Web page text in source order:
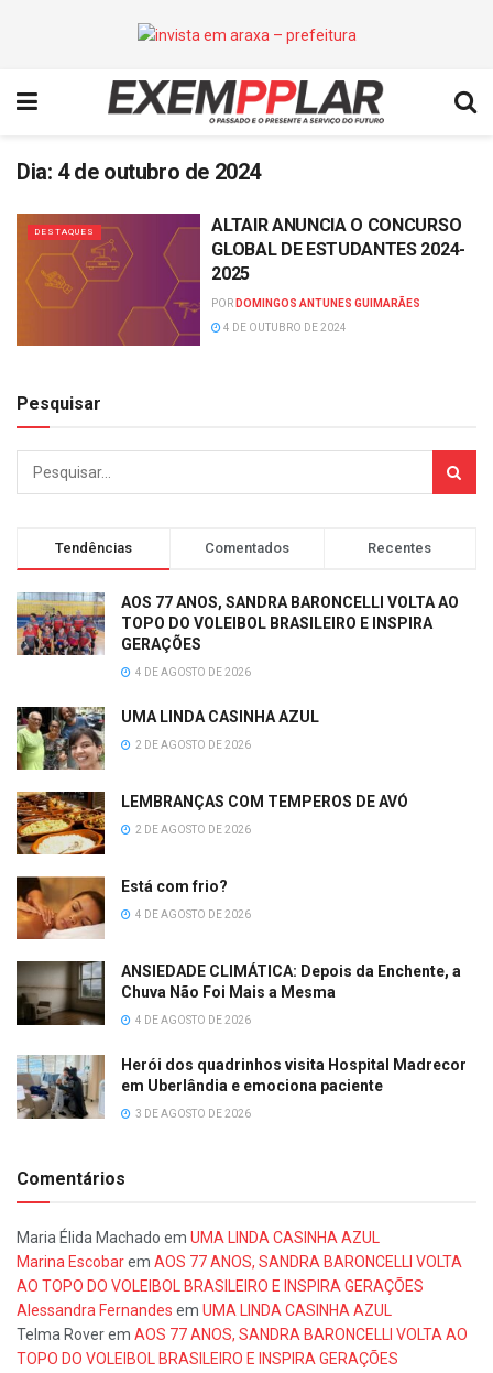
Dia: 4 de outubro de 2024
DESTAQUES
ALTAIR ANUNCIA O CONCURSO
GLOBAL DE ESTUDANTES 2024-
2025
POR DOMINGOS ANTUNES GUIMARÃES
4 DE OUTUBRO DE 2024
Pesquisar
Tendências Comentados Recentes
AOS 77 ANOS, SANDRA BARONCELLI VOLTA AO
TOPO DO VOLEIBOL BRASILEIRO E INSPIRA
GERAÇÕES
4 DE AGOSTO DE 2026
UMA LINDA CASINHA AZUL
2 DE AGOSTO DE 2026
LEMBRANÇAS COM TEMPEROS DE AVÓ
2 DE AGOSTO DE 2026
Está com frio?
4 DE AGOSTO DE 2026
ANSIEDADE CLIMÁTICA: Depois da Enchente, a
Chuva Não Foi Mais a Mesma
4 DE AGOSTO DE 2026
Herói dos quadrinhos visita Hospital Madrecor
em Uberlândia e emociona paciente
3 DE AGOSTO DE 2026
Comentários
Maria Élida Machado em UMA LINDA CASINHA AZUL
Marina Escobarem AOS 77 ANOS, SANDRA BARONCELLI VOLTA
AO TOPO DO VOLEIBOL BRASILEIRO E INSPIRA GERAÇÕES
Alessandra Fernandes em UMA LINDA CASINHA AZUL
Telma Roverem AOS 77 ANOS, SANDRA BARONCELLI VOLTA AO
TOPO DO VOLEIBOL BRASILEIRO E INSPIRA GERAÇÕES